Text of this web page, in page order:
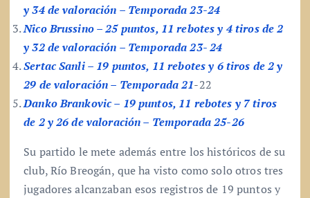
y 34 de valoración – Temporada 23-24
Nico Brussino – 25 puntos, 11 rebotes y 4 tiros de 2
y 32 de valoración – Temporada 23- 24
Sertac Sanli – 19 puntos, 11 rebotes y 6 tiros de 2 y
29 de valoración – Temporada 21-22
Danko Brankovic – 19 puntos, 11 rebotes y 7 tiros
de 2 y 26 de valoración – Temporada 25-26
Su partido le mete además entre los históricos de su
club, Río Breogán, que ha visto como solo otros tres
jugadores alcanzaban esos registros de 19 puntos y